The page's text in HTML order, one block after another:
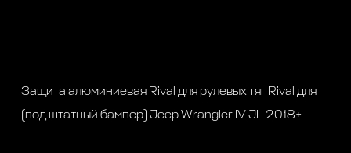
Защита алюминиевая Rival для рулевых тяг Rival для
(под штатный бампер) Jeep Wrangler IV JL 2018+